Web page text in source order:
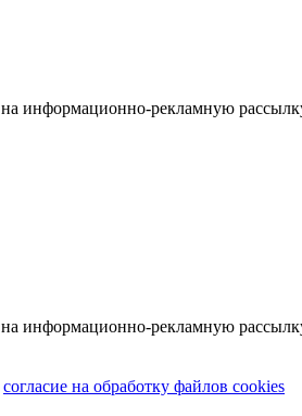
на информационно-рекламную
на информационно-рекламную
согласие на обработку файлов cookies